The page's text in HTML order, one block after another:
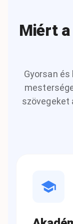
Miért
Gyorsan
szövegeket